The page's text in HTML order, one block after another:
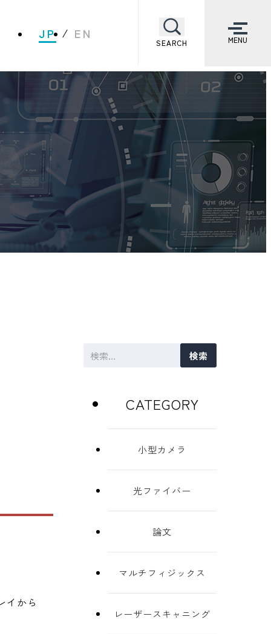
JP EN
SEARCH MENU
イから
検
CATEGORY
小型カメラ
光ファイバー
論文
マルチフィジックス
レーザースキャニング